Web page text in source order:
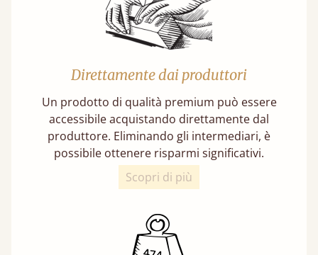
Direttamente dai produttori
Un prodotto di qualità premium può essere
accessibile acquistando direttamente dal
produttore. Eliminando gli intermediari, è
possibile ottenere risparmi significativi.
Scopri di più